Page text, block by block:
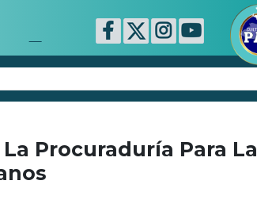
Procuraduría Para La